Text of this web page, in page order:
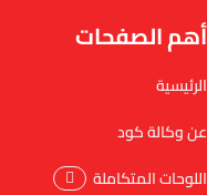
أهم الصفحات
الرئيسية
عن وكالة كود
اللوحات المتكاملة